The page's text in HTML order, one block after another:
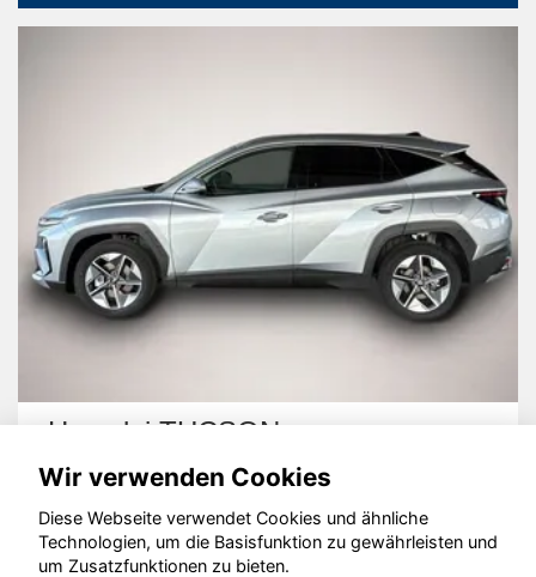
Hyundai TUCSON
© konjunkturmotor.de GmbH 2020 - 2026
Wir verwenden Cookies
Diese Webseite verwendet Cookies und ähnliche
Technologien, um die Basisfunktion zu gewährleisten und
um Zusatzfunktionen zu bieten.